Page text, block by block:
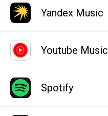
Yandex Music
Youtube Music
Spotify